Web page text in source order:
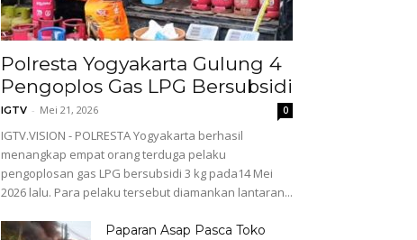
Polresta Yogyakarta Gulung 4
Pengoplos Gas LPG Bersubsidi
IGTV - Mei 21, 2026 0
IGTV.VISION - POLRESTA Yogyakarta berhasil
menangkap empat orang terduga pelaku
pengoplosan gas LPG bersubsidi 3 kg pada14 Mei
2026 lalu. Para pelaku tersebut diamankan lantaran...
Paparan Asap Pasca Toko